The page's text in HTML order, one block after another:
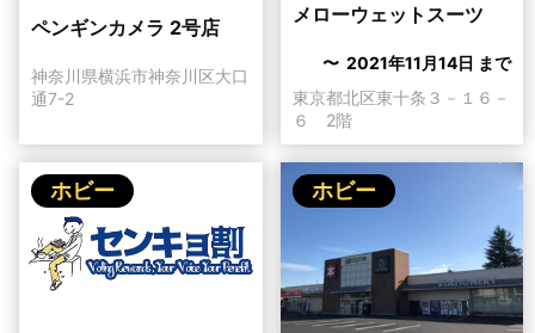
ペンギンカメラ 2号店
神奈川県横浜市神奈川区大口
通7-2
メローウェットスーツ
〜 2021年11月14日 まで
東京都北区東十条３－１６－
６ 2階
ホビー ホビー